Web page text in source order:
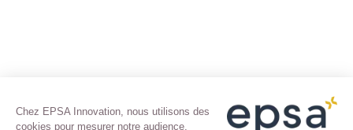
Chez EPSA Innovation, nous utilisons des
cookies pour mesurer notre audience,